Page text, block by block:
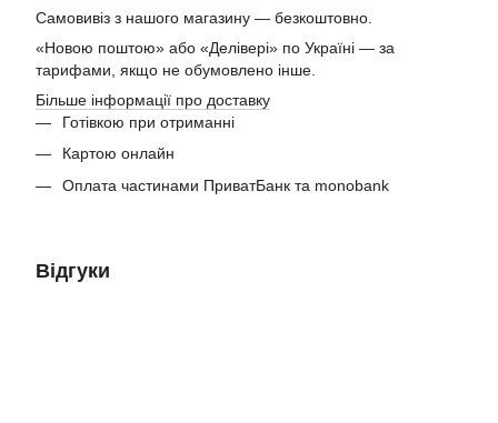
Самовивіз з нашого магазину — безкоштовно.
«Новою поштою» або «Делівері» по Україні — за
тарифами, якщо не обумовлено інше.
Більше інформації про доставку
Готівкою при отриманні
Картою онлайн
Оплата частинами ПриватБанк та monobank
Відгуки